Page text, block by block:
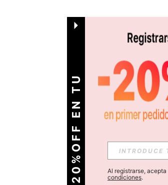
2
0
%
O
F
F
E
N
T
U
P
R
I
M
E
R
P
E
D
I
D
Al registrarse,
condiciones.